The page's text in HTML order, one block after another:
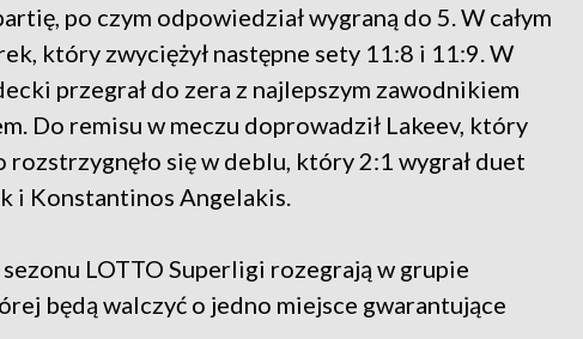
po czym odpowiedział wygraną do 5. W całym
który zwyciężył następne sety 11:8 i 11:9. W
przegrał do zera z najlepszym zawodnikiem
Do remisu w meczu doprowadził Lakeev, który
rozstrzygnęło się w deblu, który 2:1 wygrał duet
i Konstantinos Angelakis.
LOTTO Superligi rozegrają w grupie
będą walczyć o jedno miejsce gwarantujące